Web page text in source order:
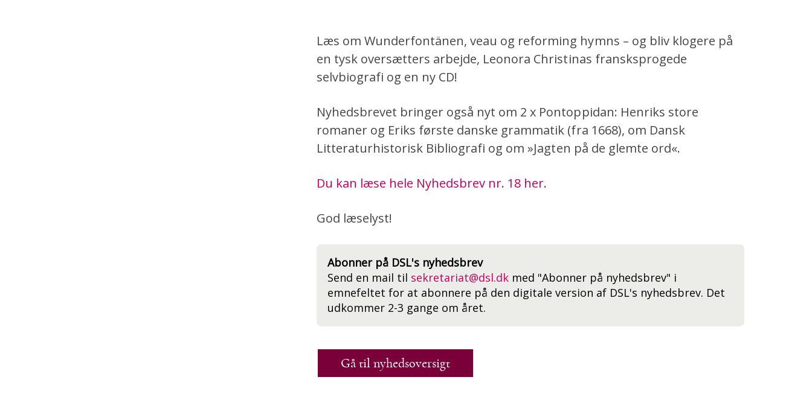
Læs om Wunderfontänen, veau og reforming hymns – og bliv klogere på
en tysk oversætters arbejde, Leonora Christinas fransksprogede
selvbiografi og en ny CD!
Nyhedsbrevet bringer også nyt om 2 x Pontoppidan: Henriks store
romaner og Eriks første danske grammatik (fra 1668), om Dansk
Litteraturhistorisk Bibliografi og om »Jagten på de glemte ord«.
Du kan læse hele Nyhedsbrev nr. 18 her.
God læselyst!
Abonner på DSL's nyhedsbrev
Send en mail til sekretariat@dsl.dkmed "Abonner på nyhedsbrev" i
emnefeltet for at abonnere på den digitale version af DSL's nyhedsbrev. Det
udkommer 2-3 gange om året.
Gå til nyhedsoversigt